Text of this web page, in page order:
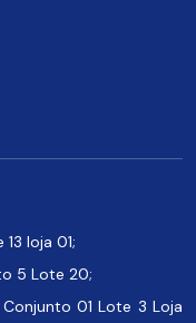
loja 01;
5 Lote 20;
01 Lote 3 Loja